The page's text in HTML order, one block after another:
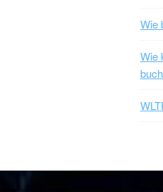
Wie
Wie